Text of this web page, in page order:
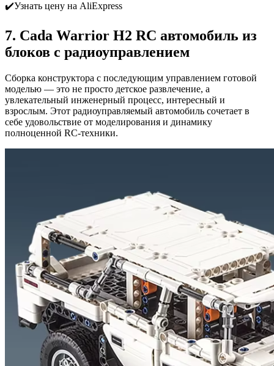
✔️Узнать цену на AliExpress
7. Cada Warrior H2 RC автомобиль из
блоков с радиоуправлением
Сборка конструктора с последующим управлением готовой
моделью — это не просто детское развлечение, а
увлекательный инженерный процесс, интересный и
взрослым. Этот радиоуправляемый автомобиль сочетает в
себе удовольствие от моделирования и динамику
полноценной RC-техники.